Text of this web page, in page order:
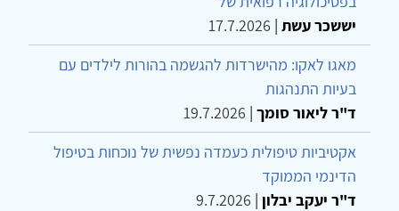
יששכר עשת |
17.7.2026
מאגו לאקו: מהישרדות להגשמה בהורות לילדים עם
בעיות התנהגות
ד"ר ליאור סומך |
19.7.2026
אקטיביות טיפולית כעמדה נפשית של נוכחות בטיפול
הדינמי הממוקד
ד"ר יעקב יבלון |
9.7.2026